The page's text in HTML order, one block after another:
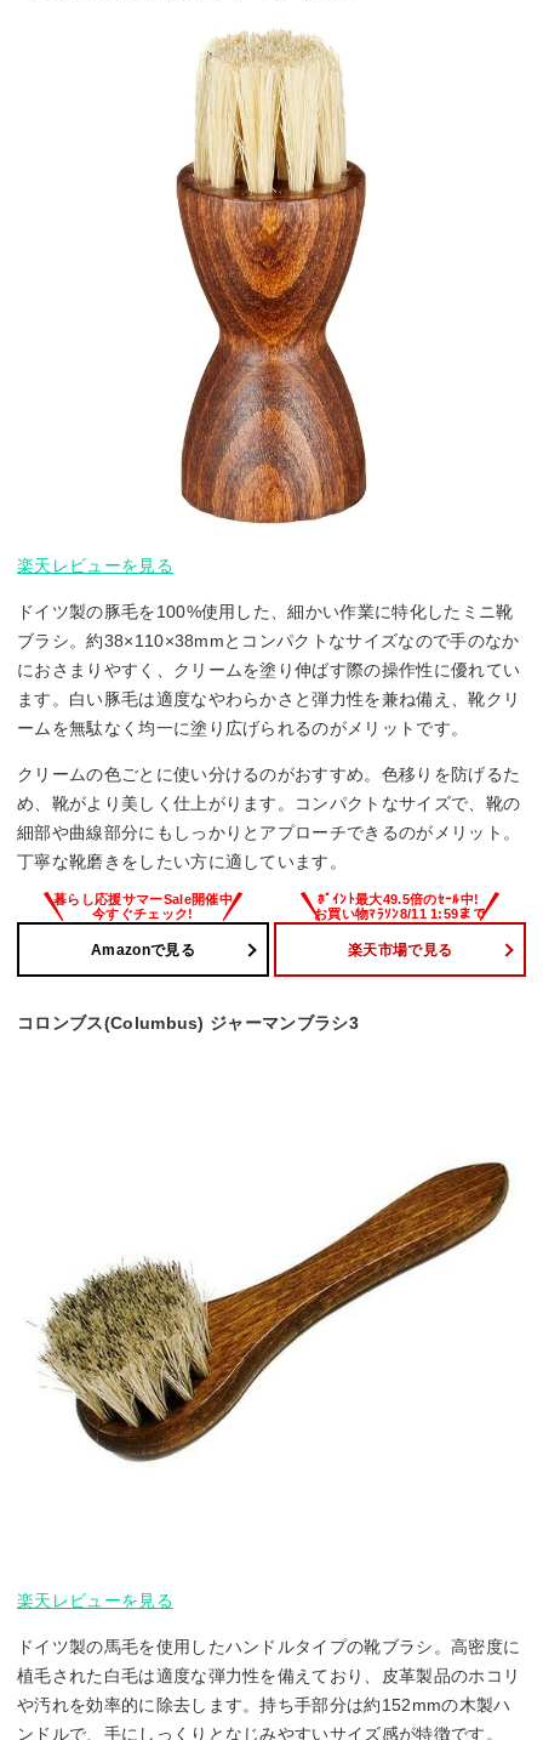
楽天レビューを見る
ドイツ製の豚毛を100%使用した、細かい作業に特化したミニ靴
ブラシ。約38×110×38mmとコンパクトなサイズなので手のなか
におさまりやすく、クリームを塗り伸ばす際の操作性に優れてい
ます。白い豚毛は適度なやわらかさと弾力性を兼ね備え、靴クリ
ームを無駄なく均一に塗り広げられるのがメリットです。
クリームの色ごとに使い分けるのがおすすめ。色移りを防げるた
め、靴がより美しく仕上がります。コンパクトなサイズで、靴の
細部や曲線部分にもしっかりとアプローチできるのがメリット。
丁寧な靴磨きをしたい方に適しています。
Amazonで見る 楽天市場で見る
コロンブス(Columbus) ジャーマンブラシ3
楽天レビューを見る
ドイツ製の馬毛を使用したハンドルタイプの靴ブラシ。高密度に
植毛された白毛は適度な弾力性を備えており、皮革製品のホコリ
や汚れを効率的に除去します。持ち手部分は約152mmの木製ハ
ンドルで、手にしっくりとなじみやすいサイズ感が特徴です。